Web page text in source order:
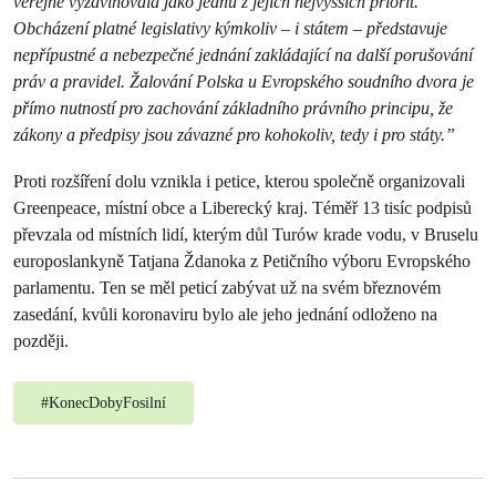
Obcházení platné legislativy kýmkoliv – i státem – představuje
nepřípustné a nebezpečné jednání zakládající na další porušování
práv a pravidel. Žalování Polska u Evropského soudního dvora je
přímo nutností pro zachování základního právního principu, že
zákony a předpisy jsou závazné pro kohokoliv, tedy i pro státy.”
Proti rozšíření dolu vznikla i petice, kterou společně organizovali
Greenpeace, místní obce a Liberecký kraj. Téměř 13 tisíc podpisů
převzala od místních lidí, kterým důl Turów krade vodu, v Bruselu
europoslankyně Tatjana Ždanoka z Petičního výboru Evropského
parlamentu. Ten se měl peticí zabývat už na svém březnovém
zasedání, kvůli koronaviru bylo ale jeho jednání odloženo na
později.
#KonecDobyFosilní